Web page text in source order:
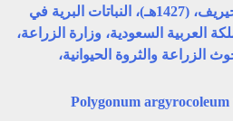
الحسن، حمدان عجيريف، (1427هـ)، النباتات البرية في
العربية السعودية، وزارة الزراعة،
الزراعة والثروة الحيوانية،
Polygonum argyrocoleum